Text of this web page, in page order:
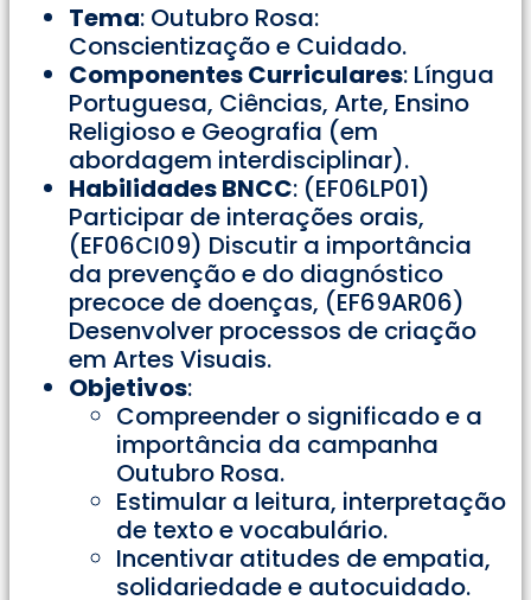
Tema: Outubro Rosa:
Conscientização e Cuidado.
Componentes Curriculares: Língua
Portuguesa, Ciências, Arte, Ensino
Religioso e Geografia (em
abordagem interdisciplinar).
Habilidades BNCC: (EF06LP01)
Participar de interações orais,
(EF06CI09) Discutir a importância
da prevenção e do diagnóstico
precoce de doenças, (EF69AR06)
Desenvolver processos de criação
em Artes Visuais.
Objetivos:
Compreender o significado e a
importância da campanha
Outubro Rosa.
Estimular a leitura, interpretação
de texto e vocabulário.
Incentivar atitudes de empatia,
solidariedade e autocuidado.